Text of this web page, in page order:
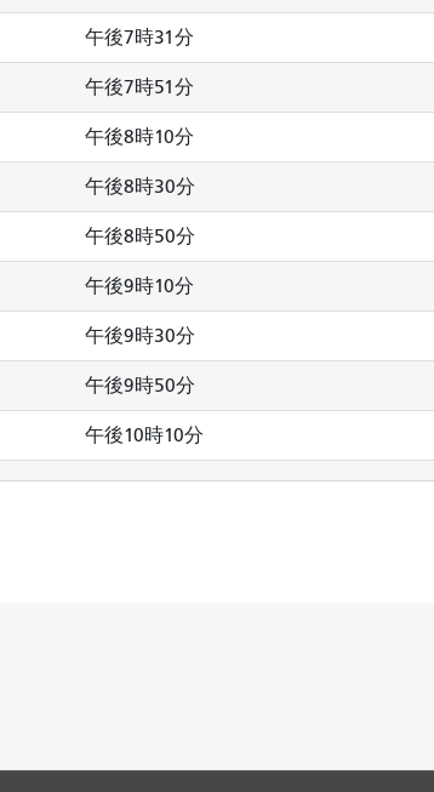
午後7時31分
午後7時51分
午後8時10分
午後8時30分
午後8時50分
午後9時10分
午後9時30分
午後9時50分
午後10時10分